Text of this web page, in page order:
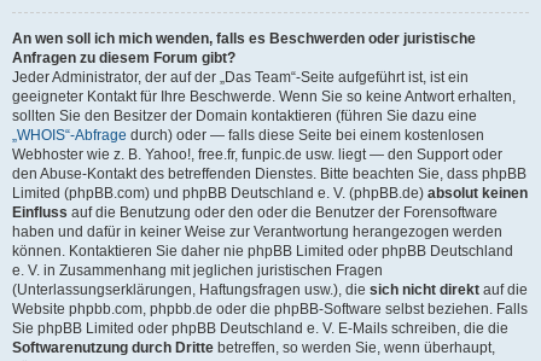
An wen soll ich mich wenden, falls es Beschwerden oder juristische
Anfragen zu diesem Forum gibt?
Jeder Administrator, der auf der „Das Team“-Seite aufgeführt ist, ist ein
geeigneter Kontakt für Ihre Beschwerde. Wenn Sie so keine Antwort erhalten,
sollten Sie den Besitzer der Domain kontaktieren (führen Sie dazu eine
„WHOIS“-Abfrage durch) oder — falls diese Seite bei einem kostenlosen
Webhoster wie z. B. Yahoo!, free.fr, funpic.de usw. liegt — den Support oder
den Abuse-Kontakt des betreffenden Dienstes. Bitte beachten Sie, dass phpBB
Limited (phpBB.com) und phpBB Deutschland e. V. (phpBB.de) absolut keinen
Einfluss auf die Benutzung oder den oder die Benutzer der Forensoftware
haben und dafür in keiner Weise zur Verantwortung herangezogen werden
können. Kontaktieren Sie daher nie phpBB Limited oder phpBB Deutschland
e. V. in Zusammenhang mit jeglichen juristischen Fragen
(Unterlassungserklärungen, Haftungsfragen usw.), die sich nicht direkt auf die
Website phpbb.com, phpbb.de oder die phpBB-Software selbst beziehen. Falls
Sie phpBB Limited oder phpBB Deutschland e. V. E-Mails schreiben, die die
Softwarenutzung durch Dritte betreffen, so werden Sie, wenn überhaupt,